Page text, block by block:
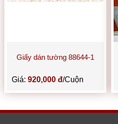
Giấy dán tường 88644-1
Giá:920,000 đ/Cuộn